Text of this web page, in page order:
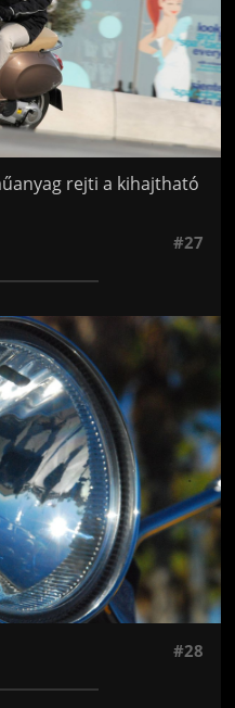
rejti a kihajtható
#27
kép!
#28